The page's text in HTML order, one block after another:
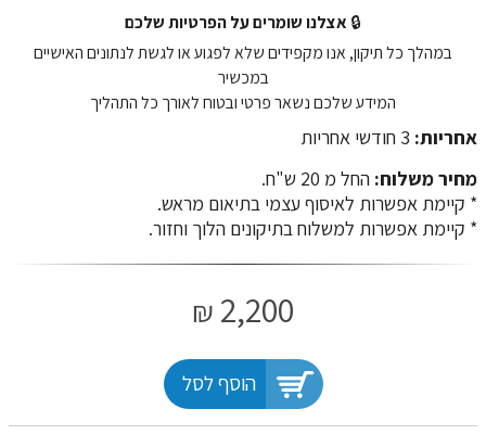
🔒 אצלנו שומרים על הפרטיות שלכם
במהלך כל תיקון, אנו מקפידים שלא לפגוע או לגשת לנתונים האישיים
במכשיר
המידע שלכם נשאר פרטי ובטוח לאורך כל התהליך
אחריות: 3 חודשי אחריות
מחיר משלוח: החל מ 20 ש"ח.
​​​​​​​* קיימת אפשרות לאיסוף עצמי בתיאום מראש.
* קיימת אפשרות למשלוח בתיקונים הלוך וחזור.
2,200
₪
הוסף לסל